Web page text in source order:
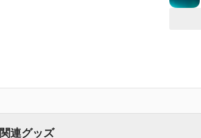
関連グッズ